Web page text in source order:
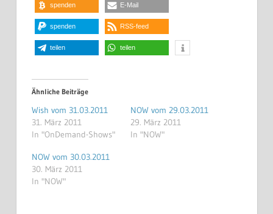
spenden E-Mail
spenden RSS-feed
teilen teilen
Ähnliche Beiträge
Wish vom 31.03.2011
31. März 2011
In "OnDemand-Shows"
NOW vom 29.03.2011
29. März 2011
In "NOW"
NOW vom 30.03.2011
30. März 2011
In "NOW"